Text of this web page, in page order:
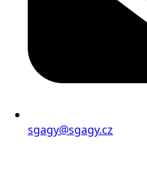
sgagy@sgagy.cz